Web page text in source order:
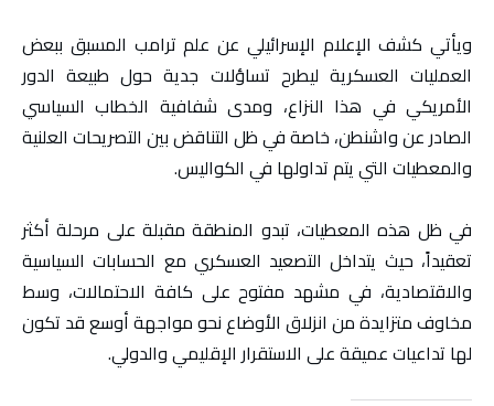
ويأتي كشف الإعلام الإسرائيلي عن علم ترامب المسبق ببعض
العمليات العسكرية ليطرح تساؤلات جدية حول طبيعة الدور
الأمريكي في هذا النزاع، ومدى شفافية الخطاب السياسي
الصادر عن واشنطن، خاصة في ظل التناقض بين التصريحات العلنية
والمعطيات التي يتم تداولها في الكواليس.
في ظل هذه المعطيات، تبدو المنطقة مقبلة على مرحلة أكثر
تعقيداً، حيث يتداخل التصعيد العسكري مع الحسابات السياسية
والاقتصادية، في مشهد مفتوح على كافة الاحتمالات، وسط
مخاوف متزايدة من انزلاق الأوضاع نحو مواجهة أوسع قد تكون
لها تداعيات عميقة على الاستقرار الإقليمي والدولي.